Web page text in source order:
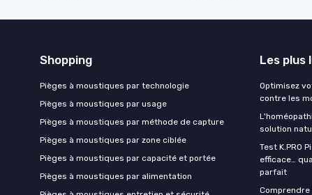
Shopping
Pièges à moustiques par technologie
Pièges à moustiques par usage
Pièges à moustiques par méthode de capture
Pièges à moustiques par zone ciblée
Pièges à moustiques par capacité et portée
Pièges à moustiques par alimentation
Les plus
Optimisez
contre les
solution
Test K.PRO
efficace…
parfait